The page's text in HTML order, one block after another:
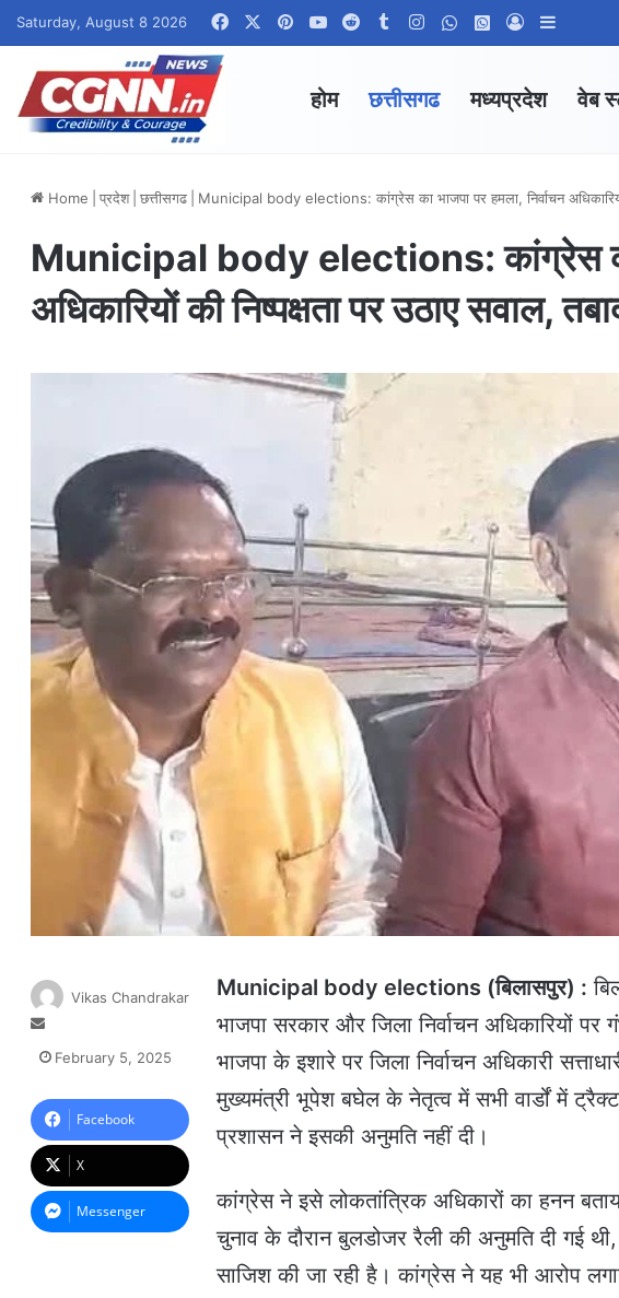
Saturday, August 8 2026 FacebookPinterestYouTubeRedditTumblrInstagramWhatsApp Channel
WhatsApp
Log In
होम छत्तीसगढ मध्यप्रदेश वेब
Home प्रदेश छत्तीसगढ Municipal body elections: कांग्रेस का भाजपा पर हमला, निर्वाचन अधिकारियों
Municipal body elections: कांग्रेस का
अधिकारियों की निष्पक्षता पर उठाए सवाल,
Municipal body elections (बिलासपुर) :
भाजपा सरकार और जिला निर्वाचन अधिकारियों
भाजपा के इशारे पर जिला निर्वाचन अधिकारी
मुख्यमंत्री भूपेश बघेल के नेतृत्व में सभी वार्डों में
प्रशासन ने इसकी अनुमति नहीं दी।
कांग्रेस ने इसे लोकतांत्रिक अधिकारों का हनन
चुनाव के दौरान बुलडोजर रैली की अनुमति दी गई
साजिश की जा रही है। कांग्रेस ने यह भी आरोप
Vikas Chandrakar
e
a
n
e
m
a
i
February 5, 2025
Facebook
X
Messenger